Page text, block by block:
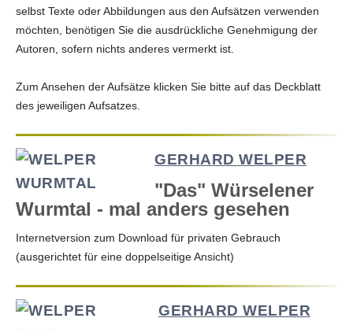
selbst Texte oder Abbildungen aus den Aufsätzen verwenden
möchten, benötigen Sie die ausdrückliche Genehmigung der
Autoren, sofern nichts anderes vermerkt ist.
Zum Ansehen der Aufsätze klicken Sie bitte auf das Deckblatt
des jeweiligen Aufsatzes.
GERHARD WELPER
"Das" Würselener
Wurmtal - mal anders gesehen
Internetversion zum Download für privaten Gebrauch
(ausgerichtet für eine doppelseitige Ansicht)
GERHARD WELPER